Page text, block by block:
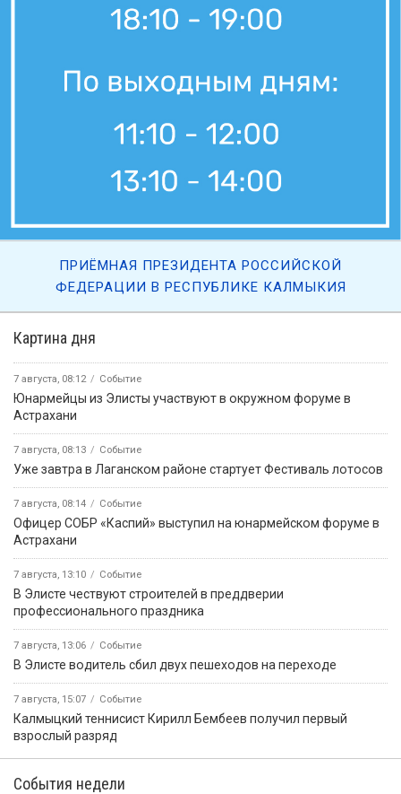
Картина дня
7 августа, 08:12 Событие
Юнармейцы из Элисты участвуют в окружном форуме в
Астрахани
7 августа, 08:13 Событие
Уже завтра в Лаганском районе стартует Фестиваль лотосов
7 августа, 08:14 Событие
Офицер СОБР «Каспий» выступил на юнармейском форуме в
Астрахани
7 августа, 13:10 Событие
В Элисте чествуют строителей в преддверии
профессионального праздника
7 августа, 13:06 Событие
В Элисте водитель сбил двух пешеходов на переходе
7 августа, 15:07 Событие
Калмыцкий теннисист Кирилл Бембеев получил первый
взрослый разряд
События недели
ПРИЁМНАЯ ПРЕЗИДЕНТА РОССИЙСКОЙ
ФЕДЕРАЦИИ В РЕСПУБЛИКЕ КАЛМЫКИЯ